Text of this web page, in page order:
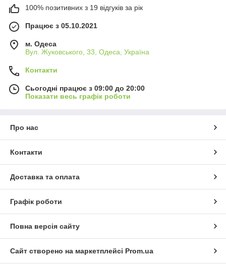
100% позитивних з 19 відгуків за рік
Працює з 05.10.2021
м. Одеса
Вул. Жуковського, 33, Одеса, Україна
Контакти
Сьогодні працює з 09:00 до 20:00
Показати весь графік роботи
Про нас
Контакти
Доставка та оплата
Графік роботи
Повна версія сайту
Сайт створено на маркетплейсі Prom.ua